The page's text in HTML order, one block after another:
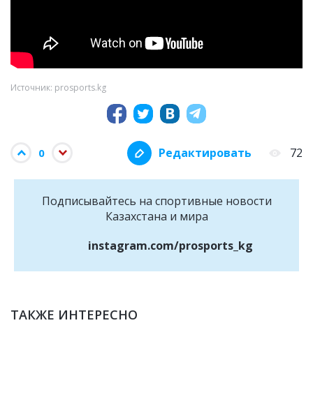
Источник: prosports.kg
0 Редактировать 72
Подписывайтесь на cпортивные новости
Казахстана и мира
instagram.com/prosports_kg
ТАКЖЕ ИНТЕРЕСНО